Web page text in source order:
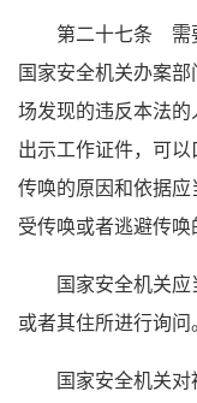
第二十七条 需
国家安全机关办案
场发现的违反本法
出示工作证件，可以
传唤的原因和依据
受传唤或者逃避传唤
国家安全机关
或者其住所进行询问。
国家安全机关